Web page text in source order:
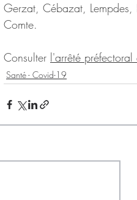
Gerzat, Cébazat, Lempdes,
Comte.
Consulter l'arrêté
Santé - Covid-19